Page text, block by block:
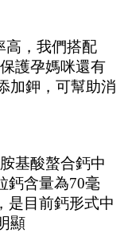
高，我們搭配
護孕媽咪還有
加鉀，可幫助消
基酸螯合鈣中
鈣含量為70毫
是目前鈣形式中
顯